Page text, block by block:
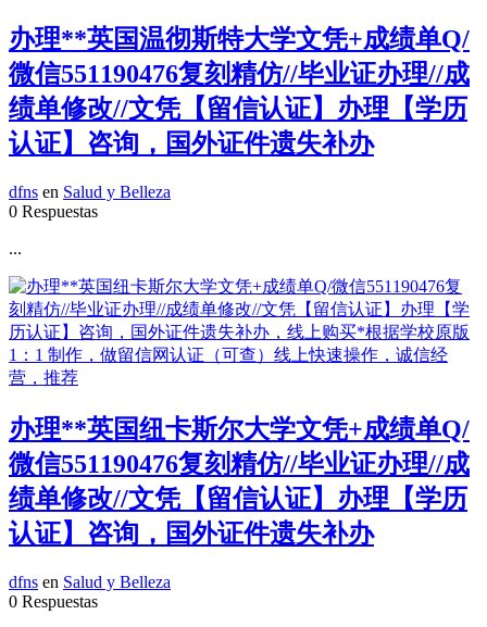
办理**英国温彻斯特大学文凭+成绩单Q/
微信551190476复刻精仿//毕业证办理//成
绩单修改//文凭【留信认证】办理【学历
认证】咨询，国外证件遗失补办
dfns en Salud y Belleza
0 Respuestas
...
办理**英国纽卡斯尔大学文凭+成绩单Q/
微信551190476复刻精仿//毕业证办理//成
绩单修改//文凭【留信认证】办理【学历
认证】咨询，国外证件遗失补办
dfns en Salud y Belleza
0 Respuestas